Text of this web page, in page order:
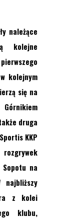
należące
kolejne
kolejnym
się na
druga
KKP
Sopotu na
najbliższy
z kolei
klubu,